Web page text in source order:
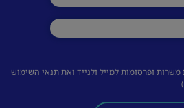
ופרסומות למייל ולנייד ואתתנאי השימוש